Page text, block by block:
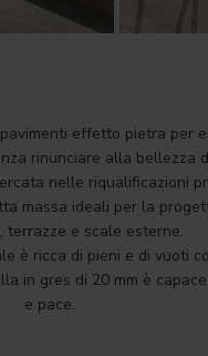
effetto pietra per
rinunciare alla bellezza
nelle riqualificazioni
massa ideali per la
terrazze e scale esterne.
è ricca di pieni e di vuoti
in gres di 20 mm è
e pace.